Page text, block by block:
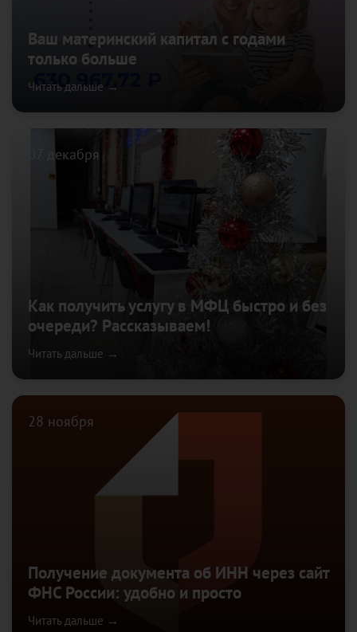
Ваш материнский капитал с годами
только больше
Читать дальше →
07 декабря
Как получить услугу в МФЦ быстро и без
очереди? Рассказываем!
Читать дальше →
28 ноября
Получение документа об ИНН через сайт
ФНС России: удобно и просто
Читать дальше →